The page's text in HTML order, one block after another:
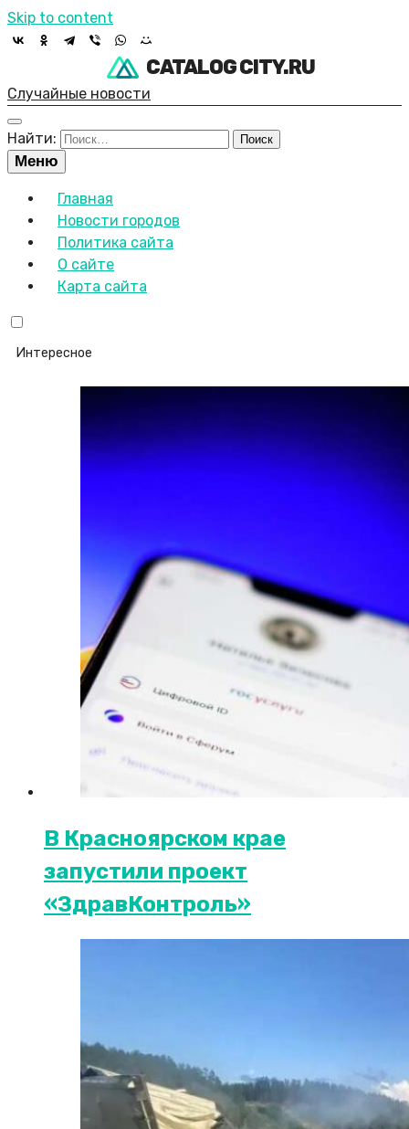
Skip to content
CATALOG CITY.RU
Случайные новости
Найти:
Меню
Главная
Новости городов
Политика сайта
О сайте
Карта сайта
Интересное
В Красноярском крае
запустили проект
«ЗдравКонтроль»